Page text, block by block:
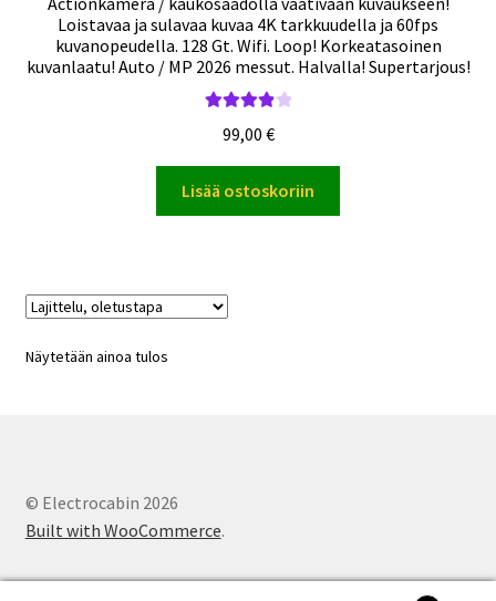
Loistavaa ja sulavaa kuvaa 4K tarkkuudella ja 60fps
kuvanopeudella. 128 Gt. Wifi. Loop! Korkeatasoinen
kuvanlaatu! Auto / MP 2026 messut. Halvalla! Supertarjous!
tuotteesta:
4.00/ 5
99,00 €
Lisää ostoskoriin
Näytetään ainoa tulos
© Electrocabin 2026
Built with WooCommerce.